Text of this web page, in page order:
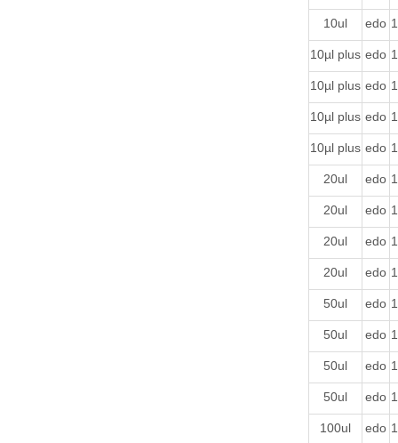
10ul edo
10µl plus edo
10µl plus edo
10µl plus edo
10µl plus edo
20ul edo
20ul edo
20ul edo
20ul edo
50ul edo
50ul edo
50ul edo
50ul edo
100ul edo